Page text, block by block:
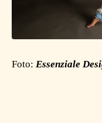
Foto: Essenziale